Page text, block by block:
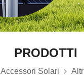
PRODOTTI
Accessori Solari